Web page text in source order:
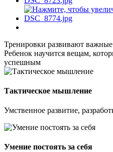
Тренировки развивают
Ребенок научится вещам,
успешным
Тактическое мышление
Умственное развитие,
Умение постоять за себя